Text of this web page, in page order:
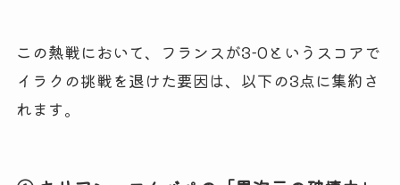
この熱戦において、フランスが3-0というスコアで
イラクの挑戦を退けた要因は、以下の3点に集約さ
れます。